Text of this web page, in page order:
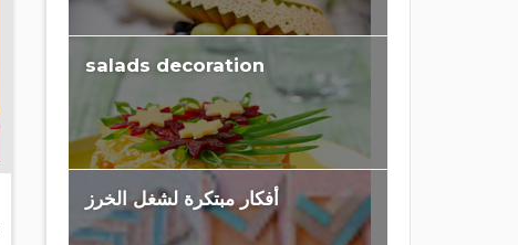
salads decoration
أفكار مبتكرة لشغل الخرز